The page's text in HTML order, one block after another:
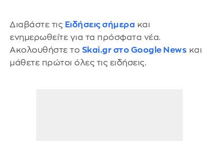
Διαβάστε τις Ειδήσεις σήμερα και
ενημερωθείτε για τα πρόσφατα νέα.
Ακολουθήστε το Skai.gr στο Google News και
μάθετε πρώτοι όλες τις ειδήσεις.